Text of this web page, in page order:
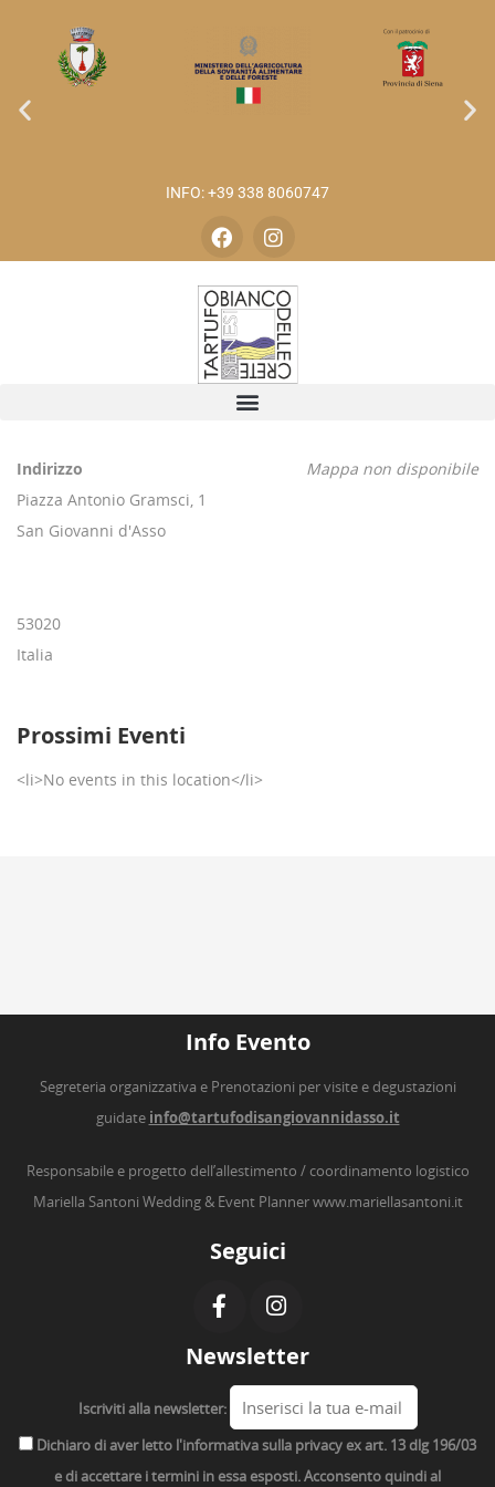
INFO: +39 338 8060747
Mappa non disponibile
Indirizzo
Piazza Antonio Gramsci, 1
San Giovanni d'Asso
53020
Italia
Prossimi Eventi
<li>No events in this location</li>
Info Evento
Segreteria organizzativa e Prenotazioni per visite e degustazioni
guidate info@tartufodisangiovannidasso.it
Responsabile e progetto dell’allestimento / coordinamento logistico
Mariella Santoni Wedding & Event Plannerwww.mariellasantoni.it
Seguici
Newsletter
Iscriviti alla newsletter:
Dichiaro di aver letto l'informativa sulla privacy ex art. 13 dlg 196/03
e di accettare i termini in essa esposti. Acconsento quindi al